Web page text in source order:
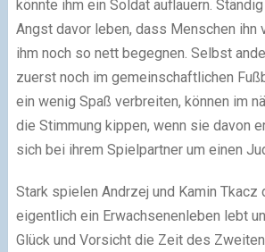
könnte ihm ein Soldat auflauern.
Angst davor leben, dass Menschen ihn
ihm noch so nett begegnen. Selbst
zuerst noch im gemeinschaftlichen
ein wenig Spaß verbreiten, können im
die Stimmung kippen, wenn sie davon
sich bei ihrem Spielpartner um einen
Stark spielen Andrzej und Kamin Tkacz
eigentlich ein Erwachsenenleben lebt
Glück und Vorsicht die Zeit des